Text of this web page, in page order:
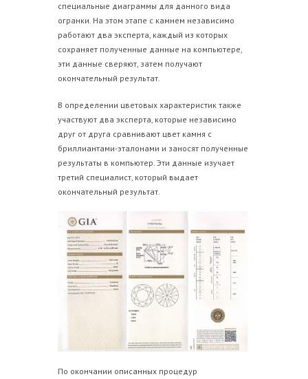
специальные диаграммы для данного вида
огранки. На этом этапе с камнем независимо
работают два эксперта, каждый из которых
сохраняет полученные данные на компьютере,
эти данные сверяют, затем получают
окончательный результат.
В определении цветовых характеристик также
участвуют два эксперта, которые независимо
друг от друга сравнивают цвет камня с
бриллиантами-эталонами и заносят полученные
результаты в компьютер. Эти данные изучает
третий специалист, который выдает
окончательный результат.
По окончании описанных процедур